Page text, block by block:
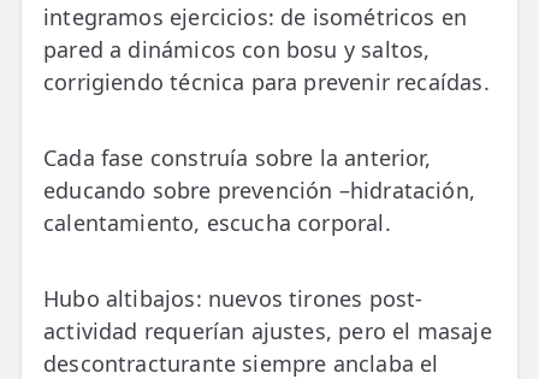
integramos ejercicios: de isométricos en
pared a dinámicos con bosu y saltos,
corrigiendo técnica para prevenir recaídas.
Cada fase construía sobre la anterior,
educando sobre prevención –hidratación,
calentamiento, escucha corporal.
Hubo altibajos: nuevos tirones post-
actividad requerían ajustes, pero el masaje
descontracturante siempre anclaba el